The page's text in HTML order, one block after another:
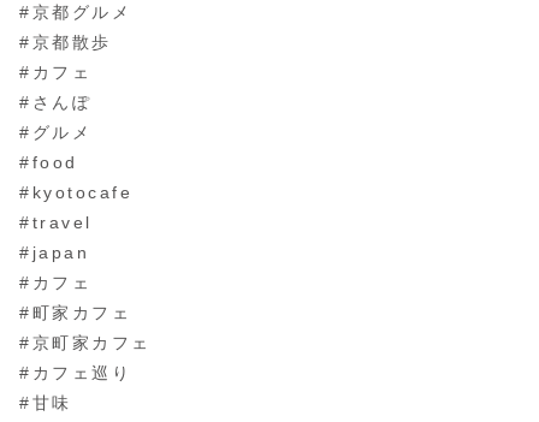
#京都グルメ
#京都散歩
#カフェ
#さんぽ
#グルメ
#food
#kyotocafe
#travel
#japan
#カフェ
#町家カフェ
#京町家カフェ
#カフェ巡り
#甘味